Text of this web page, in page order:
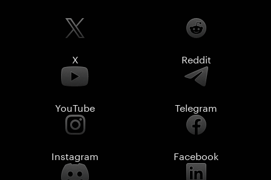
X Reddit
YouTube Telegram
Instagram Facebook